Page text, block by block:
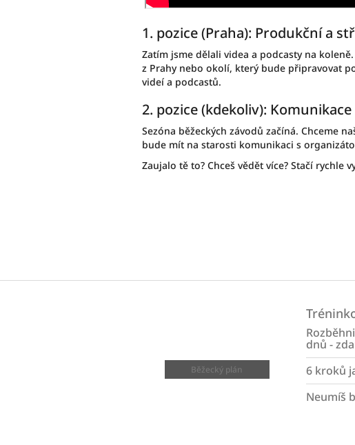
1. pozice (Praha): Produkční a
Zatím jsme dělali videa a podcasty na koleně.
z Prahy nebo okolí, který bude připravovat
videí a podcastů.
2. pozice (kdekoliv):
Sezóna běžeckých závodů začíná. Chceme
bude mít na starosti komunikaci s
Zaujalo tě to? Chceš vědět více? Stačí rychle
Běžecký plán
dnů -
6 kroků
Neumíš